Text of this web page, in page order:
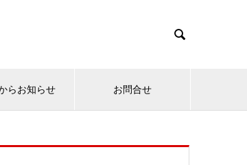

らお知らせ お問合せ